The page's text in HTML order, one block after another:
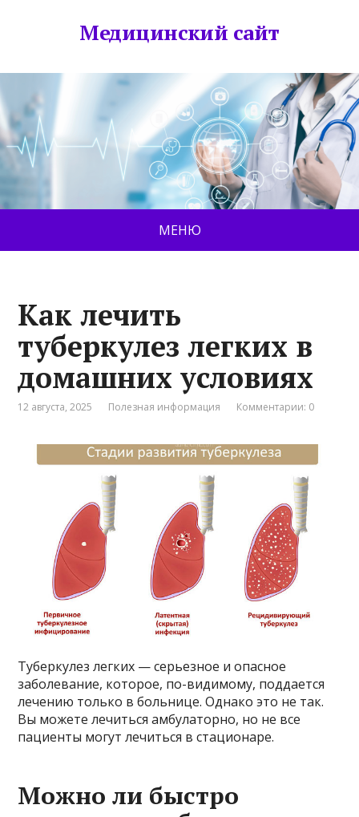
Медицинский сайт
МЕНЮ
Как лечить
туберкулез легких в
домашних условиях
12 августа, 2025 Полезная информация Комментарии: 0
Туберкулез легких — серьезное и опасное
заболевание, которое, по-видимому, поддается
лечению только в больнице. Однако это не так.
Вы можете лечиться амбулаторно, но не все
пациенты могут лечиться в стационаре.
Можно ли быстро